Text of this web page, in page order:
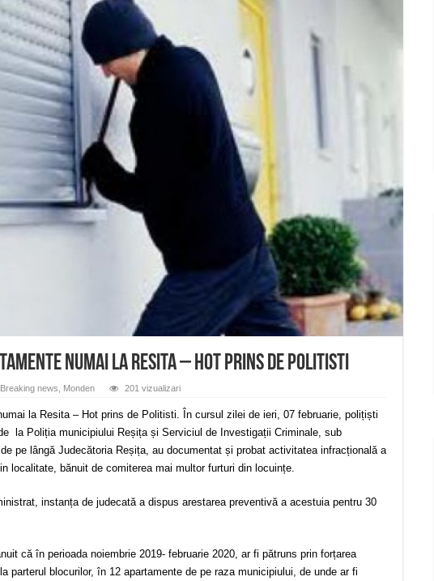
Termal Ring din Oravița – locul unde natura a ascuns un izvor de sănătate VIDEO
de lavandă, mentă și flori de vară și râsete de copii la Carașova VIDEO
OPRIRE APĂ în Reșița – avarie – 04.08.2026 – str. Văliugului și Plastomet
OPRIRE APĂ în CARANSEBEȘ – 04.08.2026 – avarie – Calea Severinului
OPRIRE APĂ în CARANSEBEȘ avarie
numai la Resita – Hot prins de politisti
news Monden 201 vizualizari
la Resita – Hot prins de Politisti. În cursul zilei de ieri, 07 februarie, polițiști
la Poliția municipiului Reșița și Serviciul de Investigații Criminale, sub
pe lângă Judecătoria Reșița, au documentat și probat activitatea infracțională a
localitate, bănuit de comiterea mai multor furturi din locuințe.
instanța de judecată a dispus arestarea preventivă a acestuia pentru 30
că în perioada noiembrie 2019- februarie 2020, ar fi pătruns prin forțarea
parterul blocurilor, în 12 apartamente de pe raza municipiului, de unde ar fi